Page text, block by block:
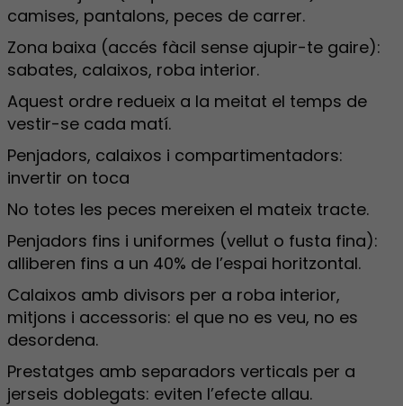
camises, pantalons, peces de carrer.
Zona baixa (accés fàcil sense ajupir-te gaire):
sabates, calaixos, roba interior.
Aquest ordre redueix a la meitat el temps de
vestir-se cada matí.
Penjadors, calaixos i compartimentadors:
invertir on toca
No totes les peces mereixen el mateix tracte.
Penjadors fins i uniformes (vellut o fusta fina):
alliberen fins a un 40% de l’espai horitzontal.
Calaixos amb divisors per a roba interior,
mitjons i accessoris: el que no es veu, no es
desordena.
Prestatges amb separadors verticals per a
jerseis doblegats: eviten l’efecte allau.